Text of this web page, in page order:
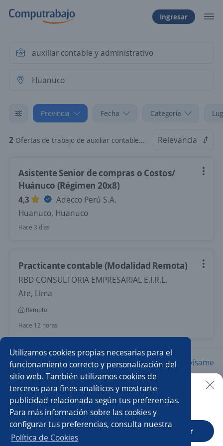
Ingresar
Provincia Fecha Categoría
2 Ofertas de trabajo de auxiliar contable y administrativo en Huanuco Relevancia
Asistente Senior de compras o Costos/
Huánuco (Régimen 20x8)
4,3
Adecco Perú S.A.
Huanuco, Huanuco
Hace 3 días
Practicante contable (Modalidad Remota)
RBD CONSULTORIA EMPRESARIAL E.I.R.L.
Ate, Lima
Remoto
Hace 12 horas
Nuevas ofertas de empleo Avísame
Empleos similares
Asistente/a contable Auxiliar administrativo/a
Auxiliar de cobranza
Buscar es más fácil en la app
CT App Abrir
Utilizamos cookies propias necesarias para el
funcionamiento correcto y personalización del
sitio web. También utilizamos cookies de
terceros para fines analíticos y mostrarte
publicidad relacionada según tus preferencias.
Para más información sobre las cookies y
configurar tus preferencias, consulta nuestra
Política de Cookies